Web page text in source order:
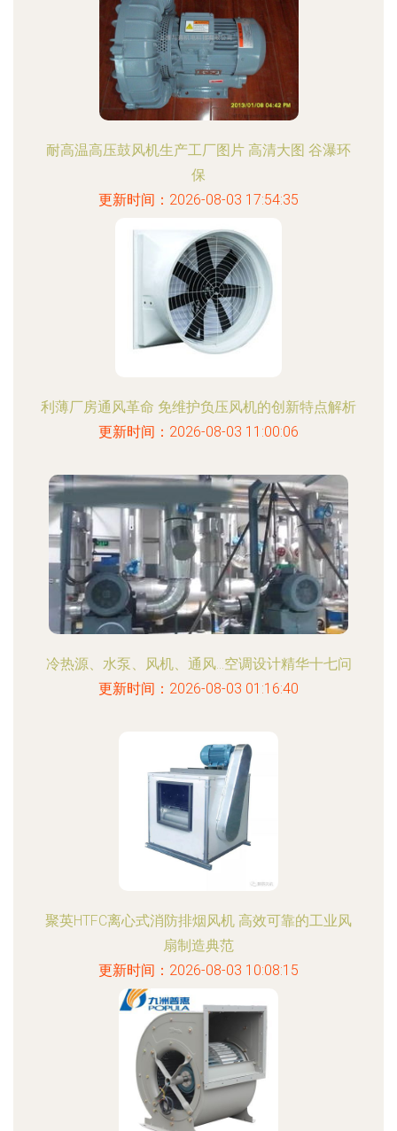
耐高温高压鼓风机生产工厂图片 高清大图 谷瀑环
保
更新时间：2026-08-03 17:54:35
利薄厂房通风革命 免维护负压风机的创新特点解析
更新时间：2026-08-03 11:00:06
冷热源、水泵、风机、通风…空调设计精华十七问
更新时间：2026-08-03 01:16:40
聚英HTFC离心式消防排烟风机 高效可靠的工业风
扇制造典范
更新时间：2026-08-03 10:08:15